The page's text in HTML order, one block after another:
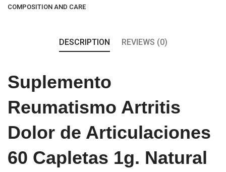
COMPOSITION AND CARE
DESCRIPTION REVIEWS (0)
Suplemento
Reumatismo Artritis
Dolor de Articulaciones
60 Capletas 1g. Natural